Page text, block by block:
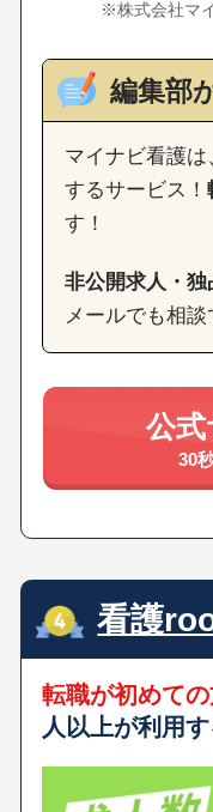
※株式会社マ
編集部
マイナビ看護は
するサービス！
す！
非公開求人・独
メールでも相談
公
30
看護
転職が初めて
人以上が利用